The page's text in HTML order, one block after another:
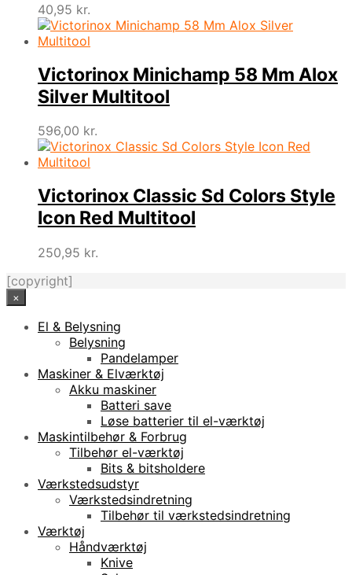
40,95 kr.
Victorinox Minichamp 58 Mm Alox
Silver Multitool
596,00 kr.
Victorinox Classic Sd Colors Style
Icon Red Multitool
250,95 kr.
[copyright]
×
El & Belysning
Belysning
Pandelamper
Maskiner & Elværktøj
Akku maskiner
Batteri save
Løse batterier til el-værktøj
Maskintilbehør & Forbrug
Tilbehør el-værktøj
Bits & bitsholdere
Værkstedsudstyr
Værkstedsindretning
Tilbehør til værkstedsindretning
Værktøj
Håndværktøj
Knive